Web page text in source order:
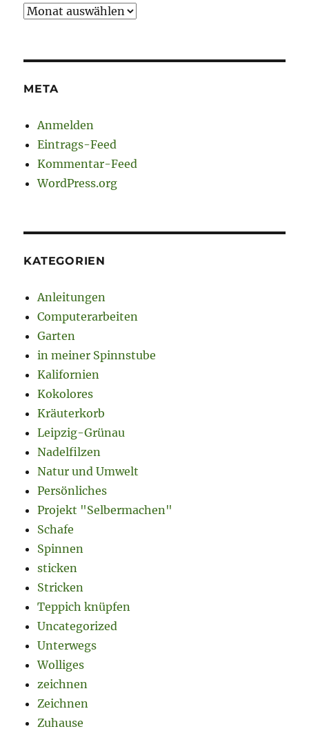
Archiv
META
Anmelden
Eintrags-Feed
Kommentar-Feed
WordPress.org
KATEGORIEN
Anleitungen
Computerarbeiten
Garten
in meiner Spinnstube
Kalifornien
Kokolores
Kräuterkorb
Leipzig-Grünau
Nadelfilzen
Natur und Umwelt
Persönliches
Projekt "Selbermachen"
Schafe
Spinnen
sticken
Stricken
Teppich knüpfen
Uncategorized
Unterwegs
Wolliges
zeichnen
Zeichnen
Zuhause